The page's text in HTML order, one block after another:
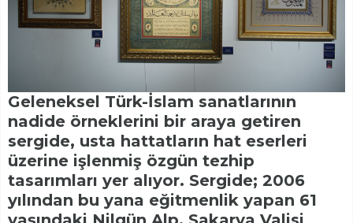
Geleneksel Türk-İslam sanatlarının
nadide örneklerini bir araya getiren
sergide, usta hattatların hat eserleri
üzerine işlenmiş özgün tezhip
tasarımları yer alıyor. Sergide; 2006
yılından bu yana eğitmenlik yapan 61